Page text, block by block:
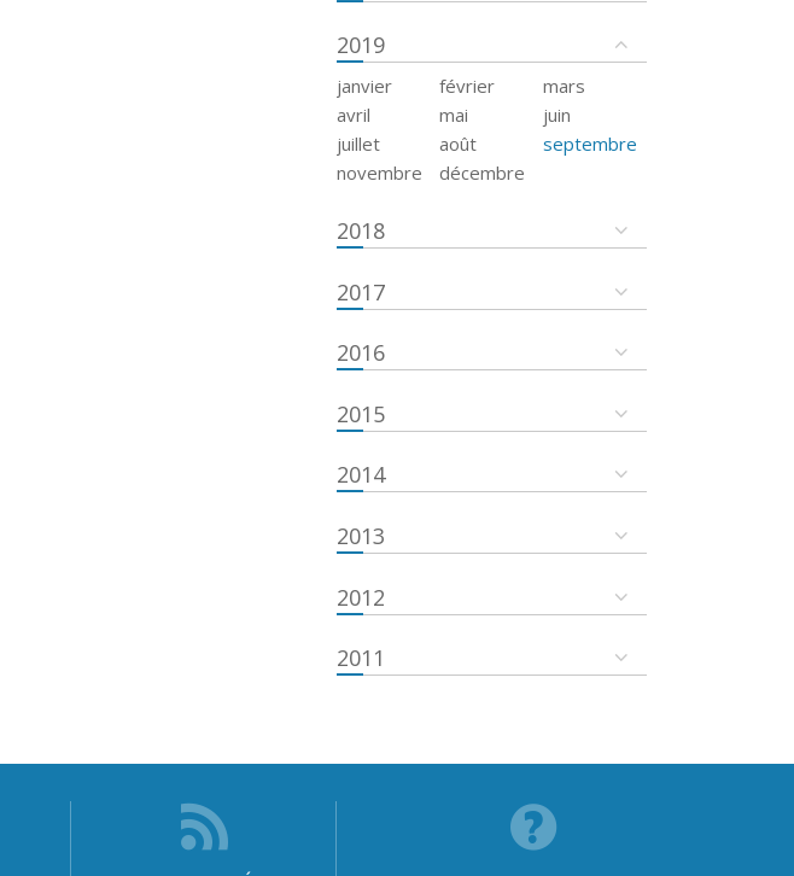
2019
janvier février
mars
avril
mai
juin
juillet
août
septembre
novembre
décembre
2018
2017
2016
2015
2014
2013
2012
2011